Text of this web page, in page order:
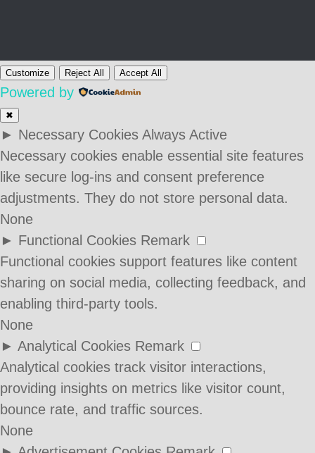
Customize Reject All Accept All
Powered by
✖
► Necessary Cookies Always Active
Necessary cookies enable essential site features
like secure log-ins and consent preference
adjustments. They do not store personal data.
None
► Functional Cookies Remark
Functional cookies support features like content
sharing on social media, collecting feedback, and
enabling third-party tools.
None
► Analytical Cookies Remark
Analytical cookies track visitor interactions,
providing insights on metrics like visitor count,
bounce rate, and traffic sources.
None